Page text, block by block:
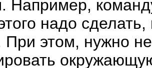
Например,
надо
При этом, нужно